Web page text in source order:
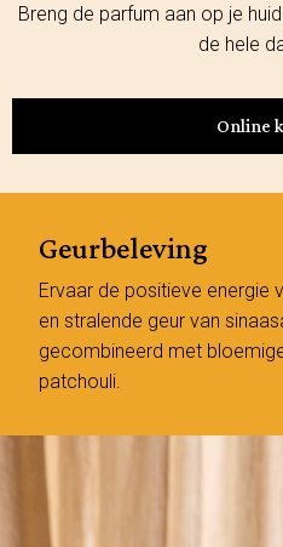
Breng de parfum aan op je
de hele
Online
Geurbeleving
Ervaar de positieve energie
en stralende geur van
gecombineerd met
patchouli.